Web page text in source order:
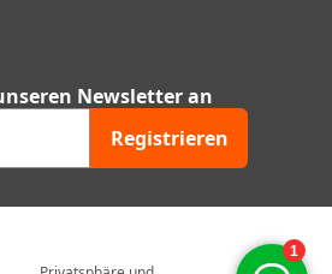
Newsletter an
Registrieren